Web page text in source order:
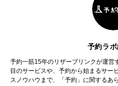
予約ラ
予約一筋15年のリザーブリンクが運営
目のサービスや、予約から始まるサー
スノウハウまで、「予約」に関するあ